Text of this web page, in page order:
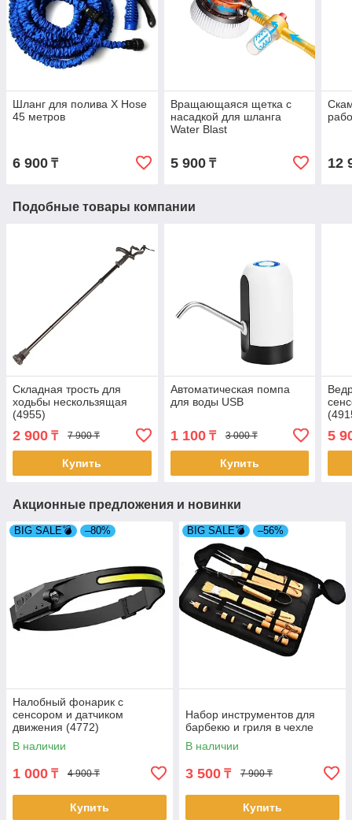
Шланг для полива X Hose
45 метров
6 900 ₸
Вращающаяся щетка с
насадкой для шланга
Water Blast
5 900₸ 12
Подобные товары компании
Складная трость для
ходьбы нескользящая
(4955)
2 900 ₸ 7 900 ₸
Купить
Автоматическая помпа
для воды USB
1 100₸ 3 000 ₸
Купить
5
Акционные предложения и новинки
BIG SALE💣 –80%
Налобный фонарик с
сенсором и датчиком
движения (4772)
В наличии
1 000 ₸ 4 900 ₸
Купить
BIG SALE💣 –56%
Набор инструментов для
барбекю и гриля в чехле
В наличии
3 500 ₸ 7 900 ₸
Купить